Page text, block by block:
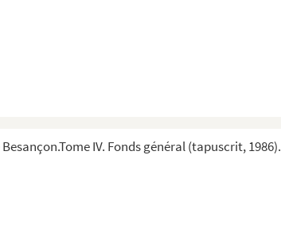
IV. Fonds général (tapuscrit, 1986).
de Bourgogne, p...